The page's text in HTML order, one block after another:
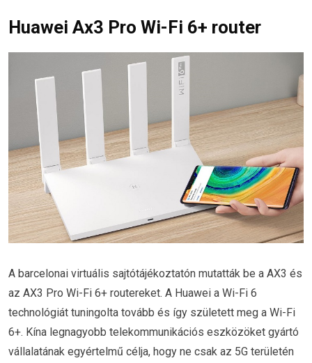
Huawei Ax3 Pro Wi-Fi 6+ router
A barcelonai virtuális sajtótájékoztatón mutatták be a AX3 és
az AX3 Pro Wi-Fi 6+ routereket. A Huawei a Wi-Fi 6
technológiát tuningolta tovább és így született meg a Wi-Fi
6+. Kína legnagyobb telekommunikációs eszközöket gyártó
vállalatának egyértelmű célja, hogy ne csak az 5G területén